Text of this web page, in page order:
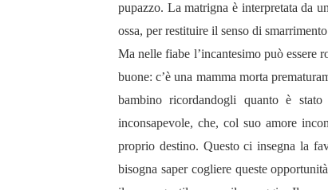
pupazzo. La matrigna è interpretata da
ossa, per restituire il senso di
Ma nelle fiabe l’incantesimo può essere
buone: c’è una mamma morta
bambino ricordandogli quanto è
inconsapevole, che, col suo amore
proprio destino. Questo ci insegna la
bisogna saper cogliere queste